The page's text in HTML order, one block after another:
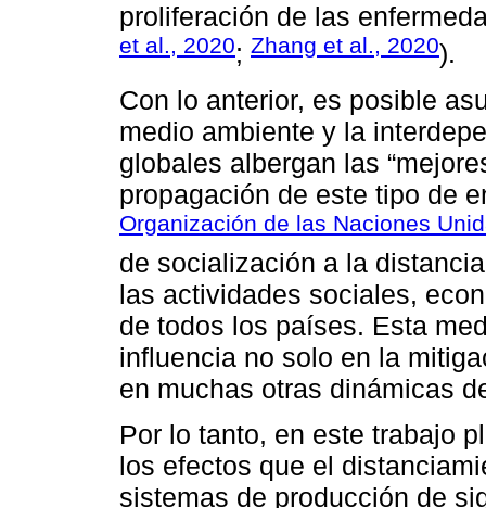
proliferación de las
et al., 2020; Zhang et al., 2020).
Con lo anterior, es posible
medio ambiente y la
globales albergan las
propagación de este tipo de
Organización de las Naciones
de socialización a la
las actividades sociales,
de todos los países. Esta
influencia no solo en la
en muchas otras dinámicas
Por lo tanto, en este trabajo
los efectos que el
sistemas de producción de